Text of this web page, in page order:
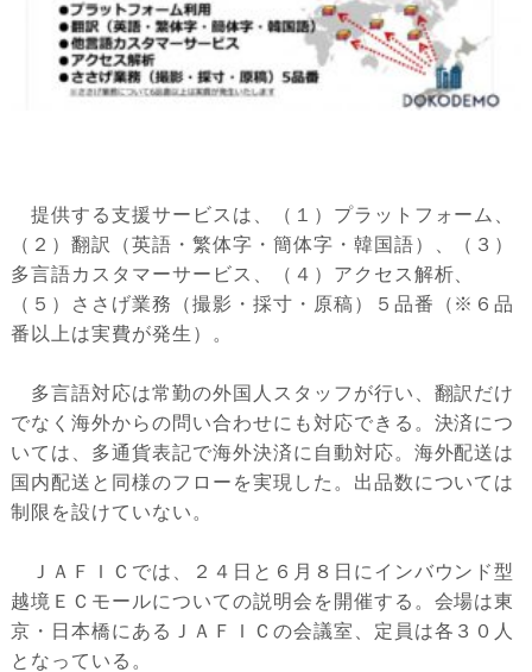
提供する支援サービスは、（１）プラットフォーム、
（２）翻訳（英語・繁体字・簡体字・韓国語）、（３）
多言語カスタマーサービス、（４）アクセス解析、
（５）ささげ業務（撮影・採寸・原稿）５品番（※６品
番以上は実費が発生）。
多言語対応は常勤の外国人スタッフが行い、翻訳だけ
でなく海外からの問い合わせにも対応できる。決済につ
いては、多通貨表記で海外決済に自動対応。海外配送は
国内配送と同様のフローを実現した。出品数については
制限を設けていない。
ＪＡＦＩＣでは、２４日と６月８日にインバウンド型
越境ＥＣモールについての説明会を開催する。会場は東
京・日本橋にあるＪＡＦＩＣの会議室、定員は各３０人
となっている。